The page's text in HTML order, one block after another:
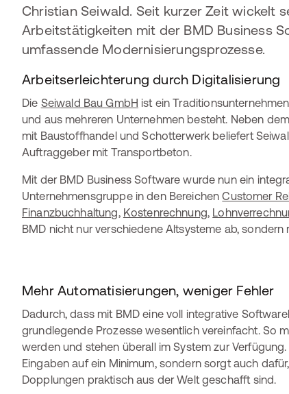
Christian Seiwald. Seit kurzer Zeit wickelt
Arbeitstätigkeiten mit der BMD Business
umfassende Modernisierungsprozesse.
Arbeitserleichterung durch Digitalisierung
Die Seiwald Bau GmbH ist ein
und aus mehreren Unternehmen besteht. Neben
mit Baustoffhandel und Schotterwerk beliefert
Auftraggeber mit Transportbeton.
Mit der BMD Business Software wurde nun ein
Unternehmensgruppe in den BereichenCustomer
Finanzbuchhaltung, Kostenrechnung,
BMD nicht nur verschiedene Altsysteme ab,
Mehr Automatisierungen, weniger Fehler
Dadurch, dass mit BMD eine voll integrative
grundlegende Prozesse wesentlich vereinfacht. So
werden und stehen überall im System zur
Eingaben auf ein Minimum, sondern sorgt auch
Dopplungen praktisch aus der Welt geschafft sind.